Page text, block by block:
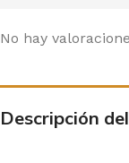
No hay
Descripción